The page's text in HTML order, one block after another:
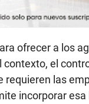
ofrecer a los
contexto, el
requieren las
incorporar esa